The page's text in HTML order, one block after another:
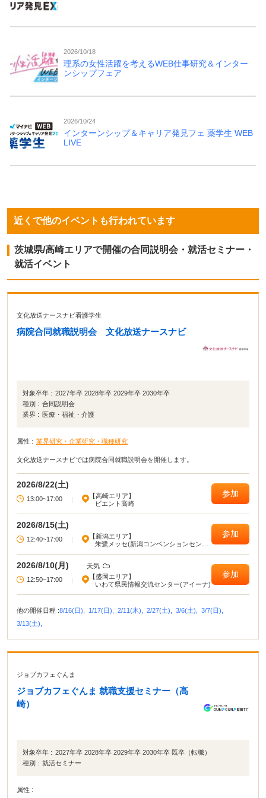
2026/10/18
理系の女性活躍を考えるWEB仕事研究＆インター
ンシップフェア
2026/10/24
インターンシップ＆キャリア発見フェ 薬学生 WEB
LIVE
近くで他のイベントも行われています
茨城県/高崎エリアで開催の合同説明会・就活セミナー・
就活イベント
文化放送ナースナビ看護学生
病院合同就職説明会 文化放送ナースナビ
対象卒年 : 2027年卒 2028年卒 2029年卒 2030年卒
種別 : 合同説明会
業界 :
医療・福祉・介護
属性 : 業界研究・企業研究・職種研究
文化放送ナースナビでは病院合同就職説明会を開催します。
2026/8/22(土)
13:00~17:00 |
【高崎エリア】
ビエント高崎
参加
2026/8/15(土)
12:40~17:00 |
【新潟エリア】
朱鷺メッセ(新潟コンベンションセンタ
参加
2026/8/10(月)
天気
12:50~17:00
|
【盛岡エリア】
いわて県民情報交流センター(アイーナ)
参加
他の開催日程 :8/16(日), 1/17(日), 2/11(木), 2/27(土), 3/6(土),
3/7(日),
3/13(土),
ジョブカフェぐんま
ジョブカフェぐんま 就職支援セミナー（高
崎）
対象卒年 : 2027年卒 2028年卒 2029年卒 2030年卒 既卒（転職）
種別 : 就活セミナー
属性 :